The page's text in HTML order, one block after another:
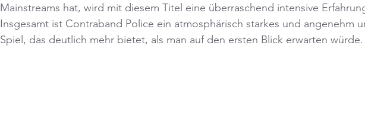
Mainstreams hat, wird mit diesem Titel eine überraschend intensive
Insgesamt ist Contraband Police ein atmosphärisch starkes und angenehm
Spiel, das deutlich mehr bietet, als man auf den ersten Blick erwarten würde.